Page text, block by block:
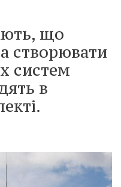
що
створювати
систем
в